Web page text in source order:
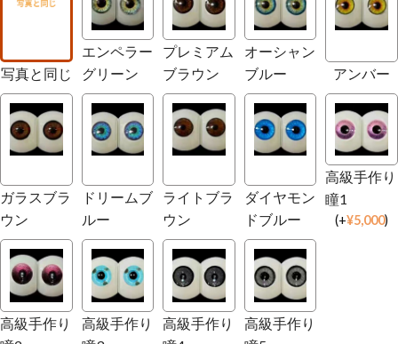
写真と同じ
エンペラー
グリーン
プレミアム
ブラウン
オーシャン
ブルー
アンバー
ガラスブラ
ウン
ドリームブ
ルー
ライトブラ
ウン
ダイヤモン
ドブルー
高級手作り
瞳1
(+¥5,000)
高級手作り
高級手作り
高級手作り
高級手作り